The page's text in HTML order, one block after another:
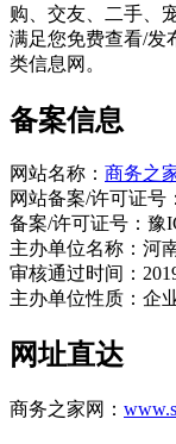
购、交友、二手、
满足您免费查看/发
类信息网。
备案信息
网站名称： 商务之
网站备案/许可证号
备案/许可证号：豫
主办单位名称：河
审核通过时间：
主办单位性质：企
网址直达
商务之家网：